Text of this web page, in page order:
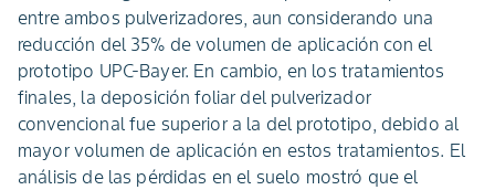
entre ambos pulverizadores, aun considerando una
reducción del 35% de volumen de aplicación con el
prototipo UPC-Bayer. En cambio, en los tratamientos
finales, la deposición foliar del pulverizador
convencional fue superior a la del prototipo, debido al
mayor volumen de aplicación en estos tratamientos. El
análisis de las pérdidas en el suelo mostró que el